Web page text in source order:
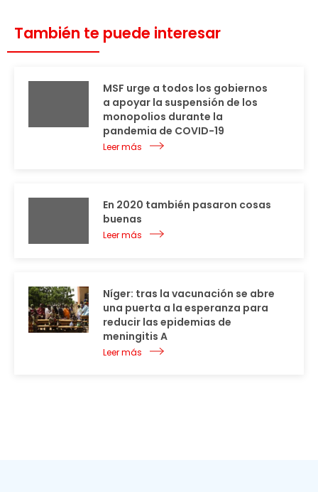
También te puede interesar
MSF urge a todos los gobiernos
a apoyar la suspensión de los
monopolios durante la
pandemia de COVID-19
Leer más
En 2020 también pasaron cosas
buenas
Leer más
Níger: tras la vacunación se abre
una puerta a la esperanza para
reducir las epidemias de
meningitis A
Leer más